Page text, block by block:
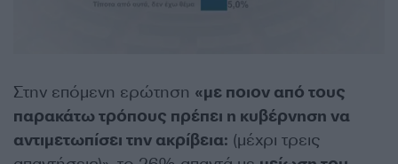
Στην επόμενη ερώτηση «με ποιον από τους
παρακάτω τρόπους πρέπει η κυβέρνηση να
αντιμετωπίσει την ακρίβεια: (μέχρι τρεις